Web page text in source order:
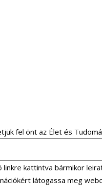
fel önt az Élet és
linkre kattintva bármikor
látogassa meg